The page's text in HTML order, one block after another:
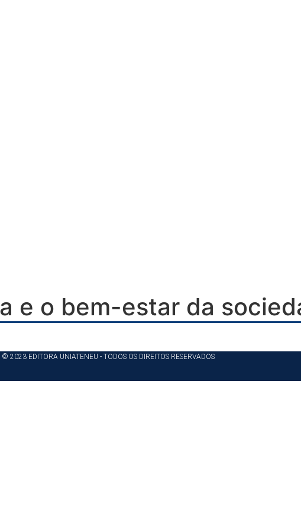
e o bem-estar da
© 2023 EDITORA UNIATENEU - TODOS OS DIREITOS RESERVADOS